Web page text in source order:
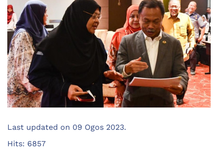
Last updated on 09 Ogos 2023.
Hits: 6857